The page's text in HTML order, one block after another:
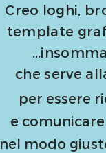
Creo loghi,
template
che serve
per essere
e
nel modo